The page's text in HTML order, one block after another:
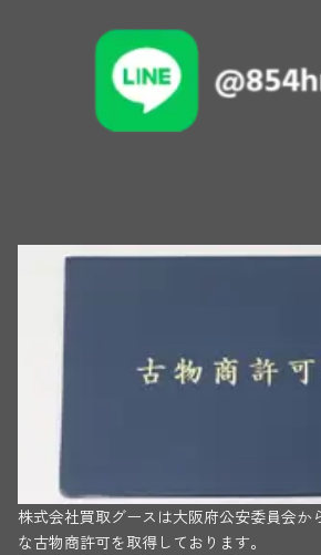
株式会社買取グースは大阪府公安委員会か
な古物商許可を取得しております。